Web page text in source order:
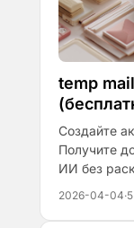
temp
Создайте
Получите
ИИ без
2026-04-04·